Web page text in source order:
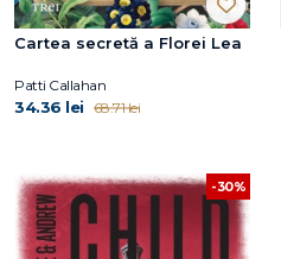
Cartea secretă a Florei Lea
Patti Callahan
34.36 lei 68.71 lei
-30%